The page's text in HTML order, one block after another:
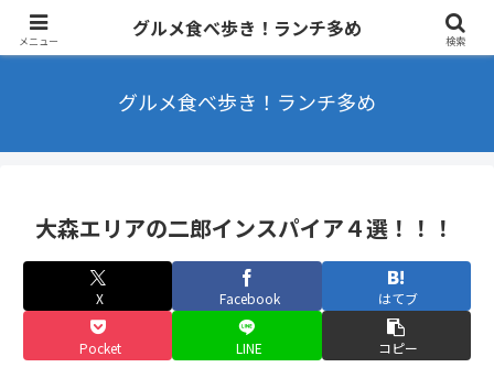
東京を中心にラーメンやカフェなどを食べ歩きするブログ ランチ・B級グル
メ多め
グルメ食べ歩き！ランチ多め
大森エリアの二郎インスパイア４選！！！
X Facebook はてブ
Pocket LINE コピー
メニュー
グルメ食べ歩き！ランチ多め
検索